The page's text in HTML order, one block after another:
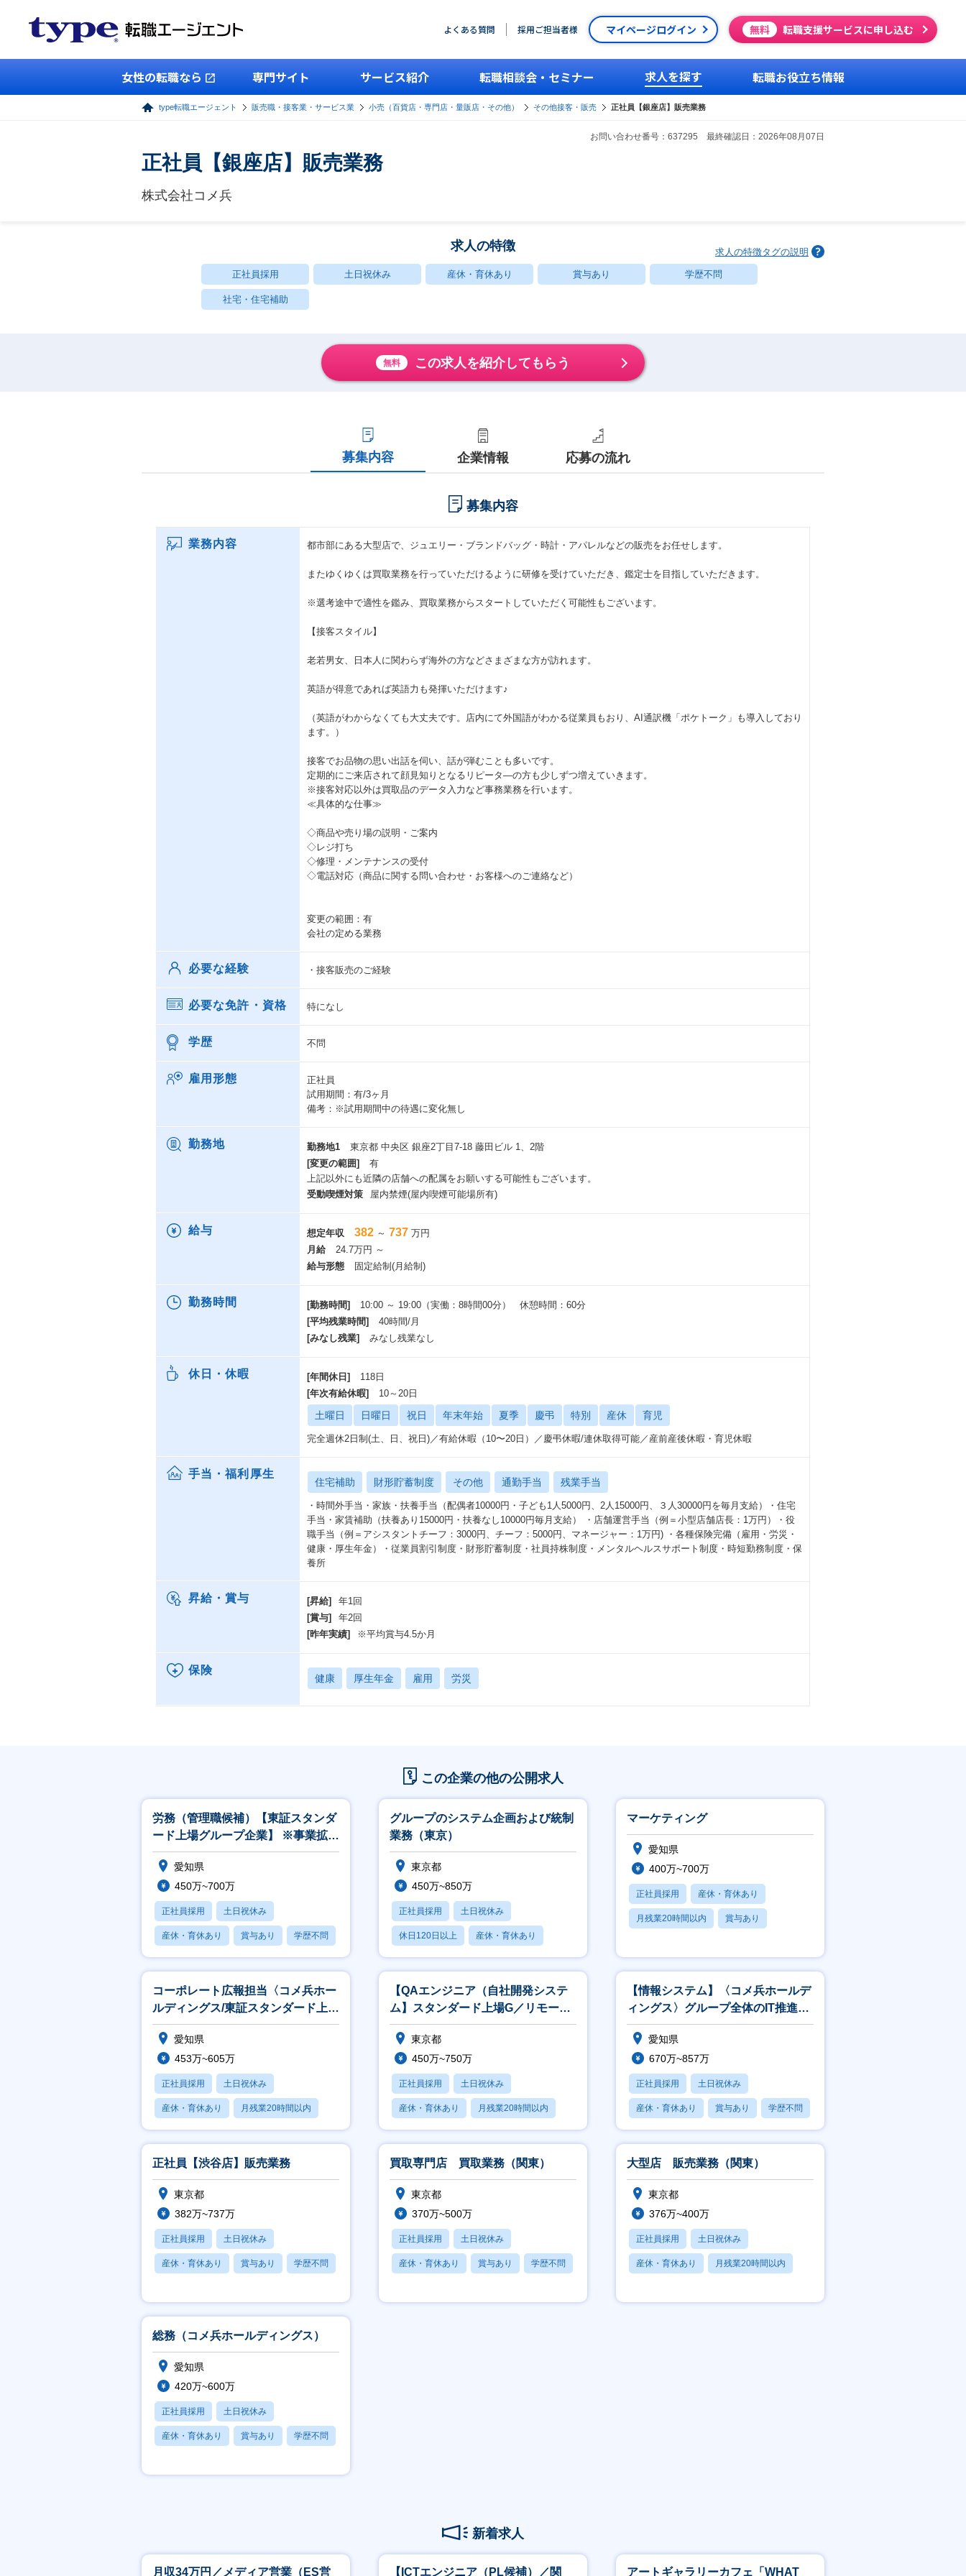
よくある質問 採用ご担当者様 マイページログイン 無料 転職支援サービスに申し込む
女性の転職なら 専門サイト サービス紹介 転職相談会・セミナー 求人を探す 転職お役立ち情報
type転職エージェント 販売職・接客業・サービス業 小売（百貨店・専門店・量販店・その他） その他接客・販売 正社員【銀座店】販売業務
お問い合わせ番号：637295 最終確認日：2026年08月07日
正社員【銀座店】販売業務
株式会社コメ兵
求人の特徴 求人の特徴タグの説明
正社員採用 土日祝休み 産休・育休あり 賞与あり 学歴不問
社宅・住宅補助
無料 この求人を紹介してもらう
募集内容 企業情報 応募の流れ
募集内容
業務内容 都市部にある大型店で、ジュエリー・ブランドバッグ・時計・アパレルなどの販売をお任せします。
またゆくゆくは買取業務を行っていただけるように研修を受けていただき、鑑定士を目指していただきます。
※選考途中で適性を鑑み、買取業務からスタートしていただく可能性もございます。
【接客スタイル】
老若男女、日本人に関わらず海外の方などさまざまな方が訪れます。
英語が得意であれば英語力も発揮いただけます♪
（英語がわからなくても大丈夫です。店内にて外国語がわかる従業員もおり、AI通訳機「ポケトーク」も導入しており
ます。）
接客でお品物の思い出話を伺い、話が弾むことも多いです。
定期的にご来店されて顔見知りとなるリピータ―の方も少しずつ増えていきます。
※接客対応以外は買取品のデータ入力など事務業務を行います。
≪具体的な仕事≫
◇商品や売り場の説明・ご案内
◇レジ打ち
◇修理・メンテナンスの受付
◇電話対応（商品に関する問い合わせ・お客様へのご連絡など）
変更の範囲：有
会社の定める業務
必要な経験 ・接客販売のご経験
必要な免許・資格 特になし
学歴 不問
雇用形態
正社員
試用期間：有/3ヶ月
備考：※試用期間中の待遇に変化無し
勤務地 勤務地1
東京都 中央区 銀座2丁目7-18 藤田ビル 1、2階
[変更の範囲]
有
上記以外にも近隣の店舗への配属をお願いする可能性もございます。
受動喫煙対策
屋内禁煙(屋内喫煙可能場所有)
給与 想定年収 382 ～ 737 万円
月給
24.7万円 ～
給与形態
固定給制(月給制)
勤務時間 [勤務時間]
10:00 ～ 19:00（実働：8時間00分） 休憩時間：60分
[平均残業時間]
40時間/月
[みなし残業]
みなし残業なし
休日・休暇 [年間休日]
118日
[年次有給休暇]
10～20日
土曜日 日曜日 祝日 年末年始 夏季 慶弔 特別 産休 育児
完全週休2日制(土、日、祝日)／有給休暇（10〜20日）／慶弔休暇/連休取得可能／産前産後休暇・育児休暇
手当・福利厚生
住宅補助 財形貯蓄制度 その他 通勤手当 残業手当
・時間外手当・家族・扶養手当（配偶者10000円・子ども1人5000円、2人15000円、３人30000円を毎月支給）・住宅
手当・家賃補助（扶養あり15000円・扶養なし10000円毎月支給） ・店舗運営手当（例＝小型店舗店長：1万円）・役
職手当（例＝アシスタントチーフ：3000円、チーフ：5000円、マネージャー：1万円) ・各種保険完備（雇用・労災・
健康・厚生年金）・従業員割引制度・財形貯蓄制度・社員持株制度・メンタルヘルスサポート制度・時短勤務制度・保
養所
昇給・賞与 [昇給]
年1回
[賞与]
年2回
[昨年実績]
※平均賞与4.5か月
保険
健康 厚生年金 雇用 労災
この企業の他の公開求人
労務（管理職候補）【東証スタンダ
ード上場グループ企業】 ※事業拡大
に伴う増員募集
愛知県
450万~700万
正社員採用 土日祝休み
産休・育休あり 賞与あり 学歴不問
グループのシステム企画および統制
業務（東京）
東京都
450万~850万
正社員採用 土日祝休み
休日120日以上 産休・育休あり
月残業20時間以内
マーケティング
愛知県
400万~700万
正社員採用 産休・育休あり
月残業20時間以内 賞与あり
コーポレート広報担当〈コメ兵ホー
ルディングス/東証スタンダード上場
企業〉
愛知県
453万~605万
正社員採用 土日祝休み
産休・育休あり 月残業20時間以内
賞与あり
【QAエンジニア（自社開発システ
ム】スタンダード上場G／リモート
可(ハイブリッド)
東京都
450万~750万
正社員採用 土日祝休み
産休・育休あり 月残業20時間以内
賞与あり
【情報システム】〈コメ兵ホールデ
ィングス〉グループ全体のIT推進戦
略
愛知県
670万~857万
正社員採用 土日祝休み
産休・育休あり 賞与あり 学歴不問
正社員【渋谷店】販売業務
東京都
382万~737万
正社員採用 土日祝休み
産休・育休あり 賞与あり 学歴不問
買取専門店 買取業務（関東）
東京都
370万~500万
正社員採用 土日祝休み
産休・育休あり 賞与あり 学歴不問
大型店 販売業務（関東）
東京都
376万~400万
正社員採用 土日祝休み
産休・育休あり 月残業20時間以内
総務（コメ兵ホールディングス）
愛知県
420万~600万
正社員採用 土日祝休み
産休・育休あり 賞与あり 学歴不問
新着求人
月収34万円／メディア営業（ES営 【ICTエンジニア（PL候補）／関 アートギャラリーカフェ「WHAT